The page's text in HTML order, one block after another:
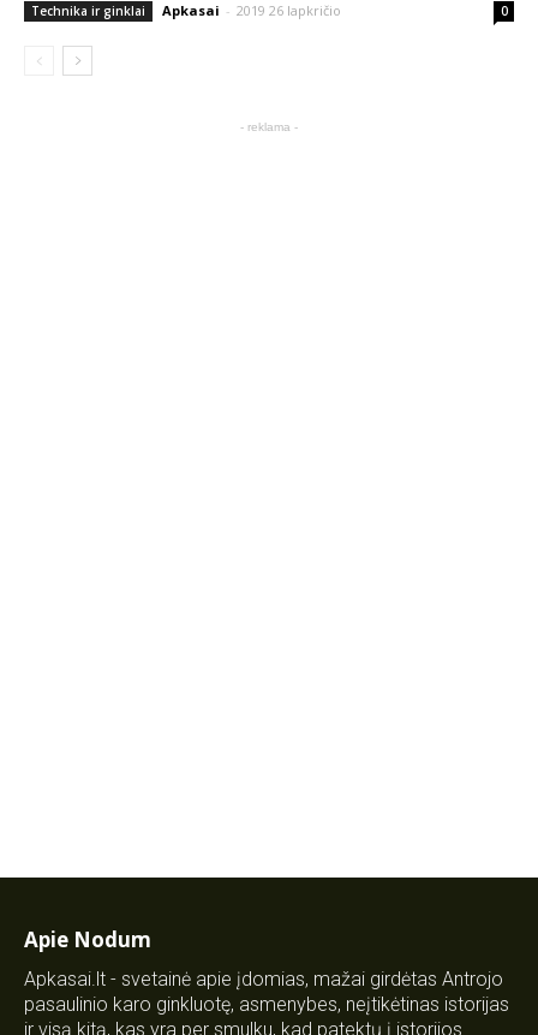
Technika ir ginklai Apkasai - 2019 26 lapkričio 0
- reklama -
Apie Nodum
Apkasai.lt - svetainė apie įdomias, mažai girdėtas Antrojo
pasaulinio karo ginkluotę, asmenybes, neįtikėtinas istorijas
ir visą kitą, kas yra per smulku, kad patektų į istorijos